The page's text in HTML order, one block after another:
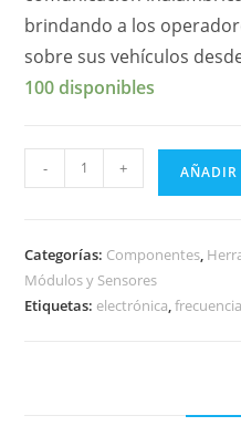
brindando a los
sobre sus vehículos
100 disponibles
Transmisor
y
radio
frecuencia
- + AÑADIR
Categorías: Componentes,
Módulos y Sensores
Etiquetas: electrónica,frecuencia